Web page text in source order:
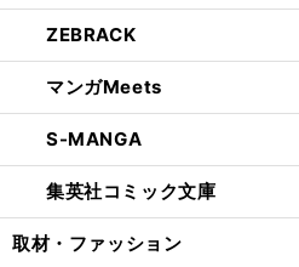
ZEBRACK
マンガMeets
S-MANGA
集英社コミック文庫
取材・ファッション